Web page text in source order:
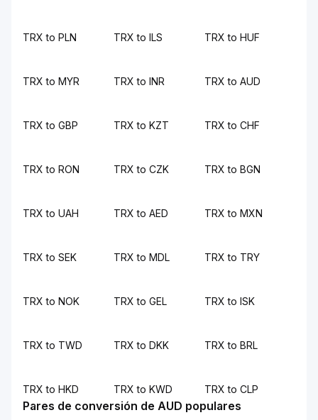
TRX to PLN TRX to ILS TRX to HUF
TRX to MYR TRX to INR TRX to AUD
TRX to GBP TRX to KZT TRX to CHF
TRX to RON TRX to CZK TRX to BGN
TRX to UAH TRX to AED TRX to MXN
TRX to SEK TRX to MDL TRX to TRY
TRX to NOK TRX to GEL TRX to ISK
TRX to TWD TRX to DKK TRX to BRL
TRX to HKD TRX to KWD TRX to CLP
Pares de conversión de AUD populares